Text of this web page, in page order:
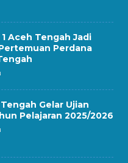
Aceh Tengah Jadi
Perdana
Gelar Ujian
Pelajaran 2025/2026